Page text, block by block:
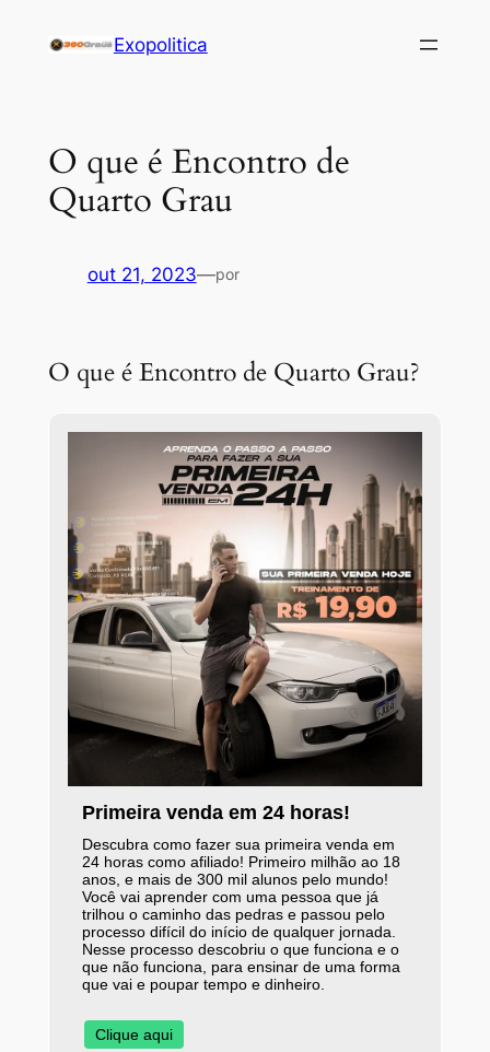
Exopolitica
O que é Encontro de
Quarto Grau
out 21, 2023—por
O que é Encontro de Quarto Grau?
Primeira venda em 24 horas!
Descubra como fazer sua primeira venda em
24 horas como afiliado! Primeiro milhão ao 18
anos, e mais de 300 mil alunos pelo mundo!
Você vai aprender com uma pessoa que já
trilhou o caminho das pedras e passou pelo
processo difícil do início de qualquer jornada.
Nesse processo descobriu o que funciona e o
que não funciona, para ensinar de uma forma
que vai e poupar tempo e dinheiro.
Clique aqui